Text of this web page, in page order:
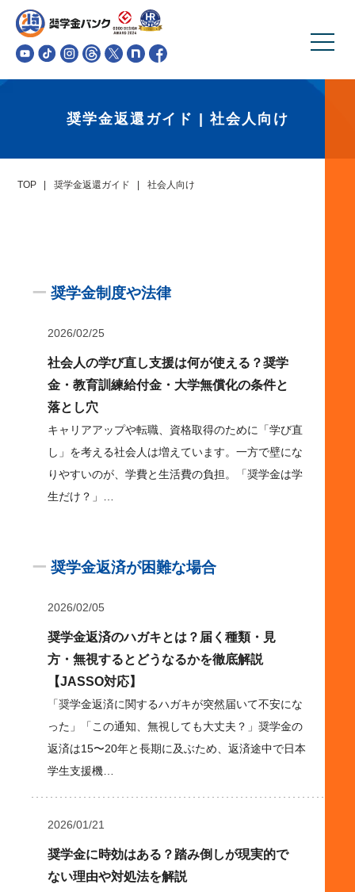
奨学金返還ガイド | 社会人向け
TOP 奨学金返還ガイド 社会人向け
ー 奨学金制度や法律
2026/02/25
社会人の学び直し支援は何が使える？奨学
金・教育訓練給付金・大学無償化の条件と
落とし穴
キャリアアップや転職、資格取得のために「学び直
し」を考える社会人は増えています。一方で壁にな
りやすいのが、学費と生活費の負担。「奨学金は学
生だけ？」…
ー 奨学金返済が困難な場合
2026/02/05
奨学金返済のハガキとは？届く種類・見
方・無視するとどうなるかを徹底解説
【JASSO対応】
「奨学金返済に関するハガキが突然届いて不安にな
った」「この通知、無視しても大丈夫？」奨学金の
返済は15〜20年と長期に及ぶため、返済途中で日本
学生支援機…
2026/01/21
奨学金に時効はある？踏み倒しが現実的で
ない理由や対処法を解説